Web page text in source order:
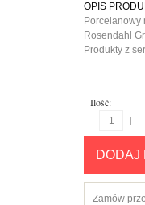
OPIS
Porcelanowy
Rosendahl
Produkty z
niezwykłą
materiałów:
kryształowego.
Ilość:
DODAJ
Zamów